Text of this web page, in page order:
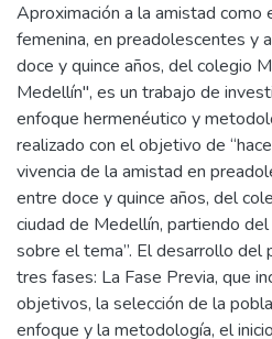
Aproximación a la amistad como
femenina, en preadolescentes y
doce y quince años, del colegio
Medellín", es un trabajo de
enfoque hermenéutico y
realizado con el objetivo de
vivencia de la amistad en
entre doce y quince años, del
ciudad de Medellín, partiendo
sobre el tema”. El desarrollo del
tres fases: La Fase Previa, que
objetivos, la selección de la
enfoque y la metodología, el